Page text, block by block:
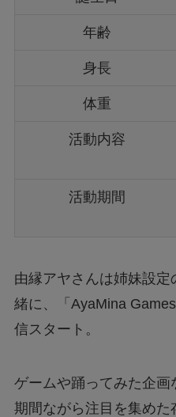
年齢
身長
体重
活動内容
活動期間
由縁アヤさんは姉妹設
緒に、「AyaMina
信スタート。
ゲームや踊ってみた企
期間ながら注目を集めた